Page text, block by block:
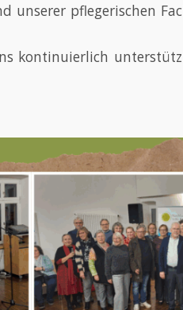
unserer pflegerischen
kontinuierlich